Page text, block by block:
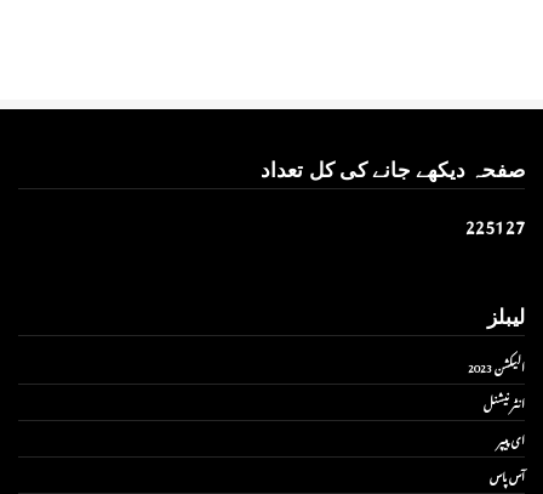
صفحہ دیکھے جانے کی کل تعداد
225127
لیبلز
الیکشن 2023
انٹر نیشنل
ای پیپر
آس پاس